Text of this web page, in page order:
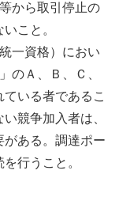
から取引停止の
こと。
一資格）におい
のＡ、Ｂ、Ｃ、
いる者であるこ
競争加入者は、
ある。調達ポー
行うこと。